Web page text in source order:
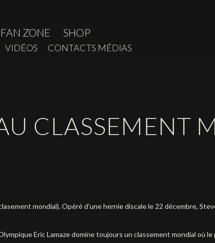
FAN ZONE SHOP
VIDÉOS CONTACTS MÉDIAS
CLASSEMENT
mondial). Opéré d'une hernie discale le 22 décembre,
Eric Lamaze domine toujours un classement mondial où